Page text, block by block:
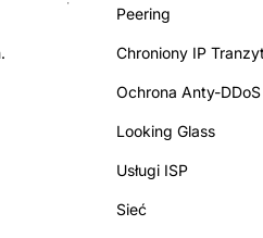
Peering
Chroniony IP Tranzyt
Ochrona Anty-DDoS
Looking Glass
Usługi ISP
Sieć